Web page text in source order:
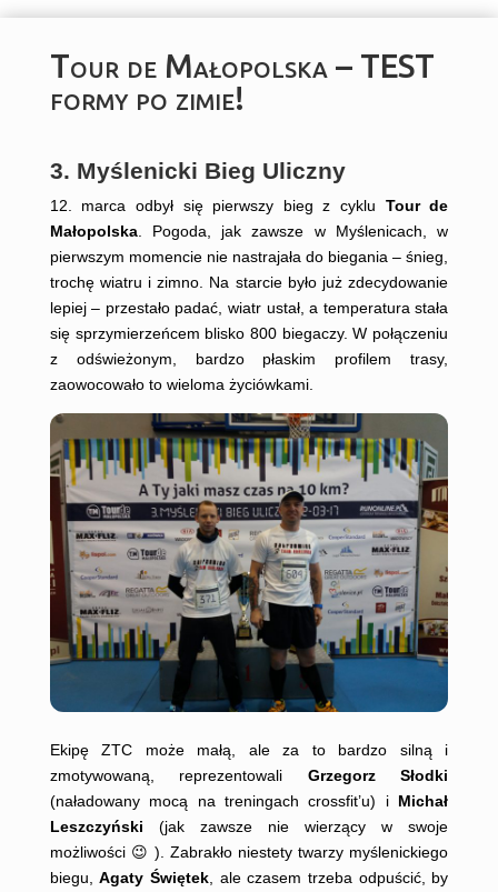
Tour de Małopolska – TEST
formy po zimie!
3. Myślenicki Bieg Uliczny
12. marca odbył się pierwszy bieg z cyklu Tour de
Małopolska. Pogoda, jak zawsze w Myślenicach, w
pierwszym momencie nie nastrajała do biegania – śnieg,
trochę wiatru i zimno. Na starcie było już zdecydowanie
lepiej – przestało padać, wiatr ustał, a temperatura stała
się sprzymierzeńcem blisko 800 biegaczy. W połączeniu
z odświeżonym, bardzo płaskim profilem trasy,
zaowocowało to wieloma życiówkami.
Ekipę ZTC może małą, ale za to bardzo silną i
zmotywowaną, reprezentowali Grzegorz Słodki
(naładowany mocą na treningach crossfit’u) i Michał
Leszczyński (jak zawsze nie wierzący w swoje
możliwości 😉 ). Zabrakło niestety twarzy myślenickiego
biegu,Agaty Świętek , ale czasem trzeba odpuścić, by